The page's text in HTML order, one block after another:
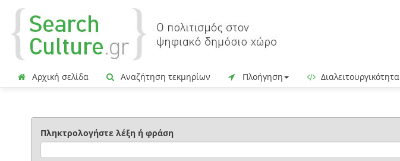
Αρχική σελίδα Αναζήτηση τεκμηρίων Πλοήγηση Διαλειτουργικότητα
Πληκτρολογήστε λέξη ή φράση